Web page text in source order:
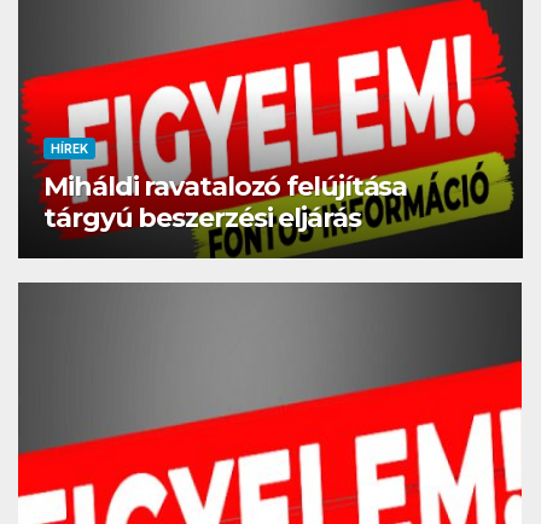
HÍREK
Miháldi ravatalozó felújítása
tárgyú beszerzési eljárás